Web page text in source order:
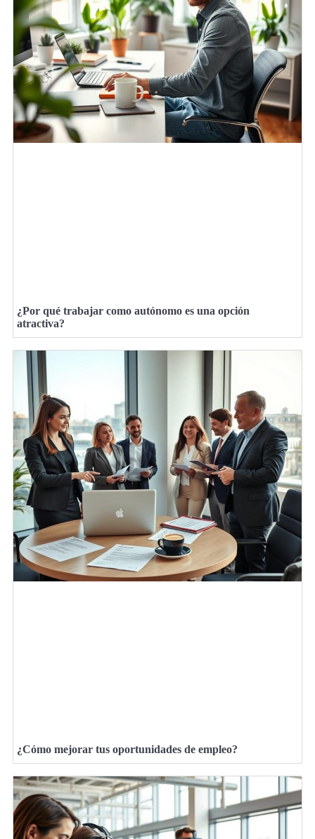
¿Por qué trabajar como autónomo es una opción
atractiva?
¿Cómo mejorar tus oportunidades de empleo?